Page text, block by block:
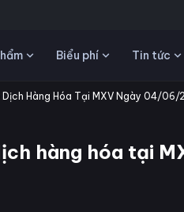
Biểu phí Tin tức
Dịch Hàng Hóa Tại MXV Ngày 04/
hàng hóa tại